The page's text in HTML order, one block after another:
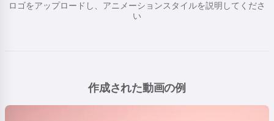
ロゴをアップロードし、アニメーションスタイルを説明してくださ
い
作成された動画の例